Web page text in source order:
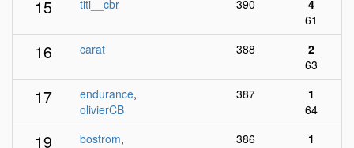
15 titi__cbr 390
4
61
16 carat 388
2
63
17 endurance,
olivierCB
387
1
64
19 bostrom,
386
1